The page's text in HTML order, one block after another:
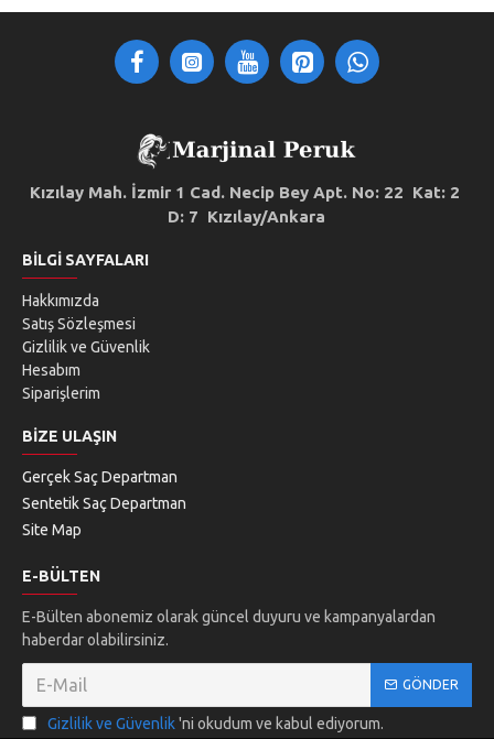
Kızılay Mah. İzmir 1 Cad. Necip Bey Apt. No: 22 Kat: 2
D: 7 Kızılay/Ankara
BILGI SAYFALARI
Hakkımızda
Satış Sözleşmesi
Gizlilik ve Güvenlik
Hesabım
Siparişlerim
BIZE ULAŞIN
Gerçek Saç Departman
Sentetik Saç Departman
Site Map
E-BÜLTEN
E-Bülten abonemiz olarak güncel duyuru ve kampanyalardan
haberdar olabilirsiniz.
GÖNDER
Gizlilik ve Güvenlik'ni okudum ve kabul ediyorum.